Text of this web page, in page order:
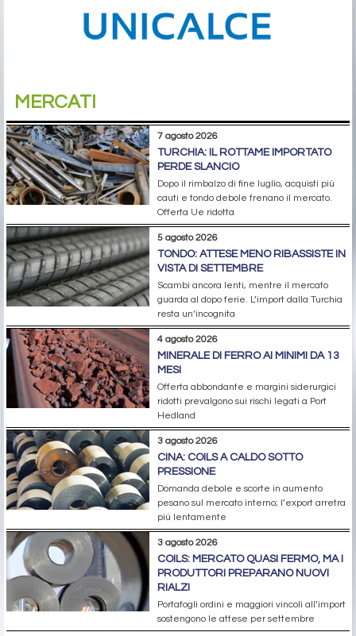
MERCATI
7 agosto 2026
TURCHIA: IL ROTTAME IMPORTATO
PERDE SLANCIO
Dopo il rimbalzo di fine luglio, acquisti più
cauti e tondo debole frenano il mercato.
Offerta Ue ridotta
5 agosto 2026
TONDO: ATTESE MENO RIBASSISTE IN
VISTA DI SETTEMBRE
Scambi ancora lenti, mentre il mercato
guarda al dopo ferie. L’import dalla Turchia
resta un’incognita
4 agosto 2026
MINERALE DI FERRO AI MINIMI DA 13
MESI
Offerta abbondante e margini siderurgici
ridotti prevalgono sui rischi legati a Port
Hedland
3 agosto 2026
CINA: COILS A CALDO SOTTO
PRESSIONE
Domanda debole e scorte in aumento
pesano sul mercato interno; l’export arretra
più lentamente
3 agosto 2026
COILS: MERCATO QUASI FERMO, MA I
PRODUTTORI PREPARANO NUOVI
RIALZI
Portafogli ordini e maggiori vincoli all’import
sostengono le attese per settembre